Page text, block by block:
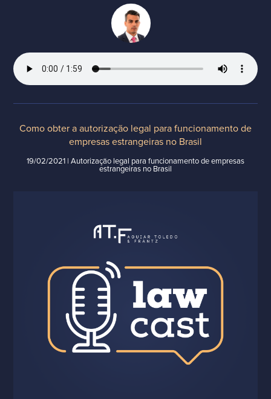
Como obter a autorização legal para funcionamento de
empresas estrangeiras no Brasil
19/02/2021 | Autorização legal para funcionamento de empresas
estrangeiras no Brasil